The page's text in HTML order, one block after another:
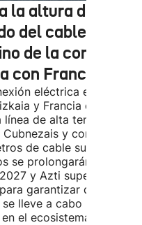
la altura de
del cable
de la conexión
con Francia
eléctrica entre el
y Francia está más
de alta tensión unirá
y contará con
de cable submarino.
se prolongarán hasta
y Azti supervisará la
garantizar que la
lleve a cabo
el ecosistema marino.